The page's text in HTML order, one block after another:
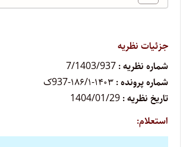
جزئیات نظریه
شماره نظریه :
شماره پرونده :
تاریخ نظریه : 1404/01/29
استعلام: